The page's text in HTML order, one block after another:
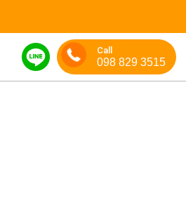
Call
098 829 3515